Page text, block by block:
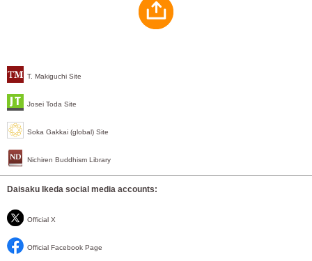
T. Makiguchi Site
Josei Toda Site
Soka Gakkai (global) Site
Nichiren Buddhism Library
Daisaku Ikeda social media accounts:
Official X
Official Facebook Page